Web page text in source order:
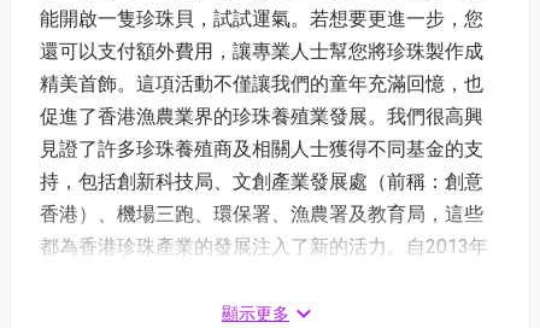
能開啟一隻珍珠貝，試試運氣。若想要更進一步，您
還可以支付額外費用，讓專業人士幫您將珍珠製作成
精美首飾。這項活動不僅讓我們的童年充滿回憶，也
促進了香港漁農業界的珍珠養殖業發展。我們很高興
見證了許多珍珠養殖商及相關人士獲得不同基金的支
持，包括創新科技局、文創產業發展處（前稱：創意
香港）、機場三跑、環保署、漁農署及教育局，這些
都為香港珍珠產業的發展注入了新的活力。自2013年
數年的努力，致力於推動香港的珍珠養殖業及海上工
顯示更多